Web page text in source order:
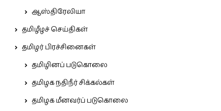
ஆஸ்திரேலியா
தமிழீழச் செய்திகள்
தமிழர் பிரச்சினைகள்
தமிழினப் படுகொலை
தமிழக நதிநீர் சிக்கல்கள்
தமிழக மீனவர்ப் படுகொலை